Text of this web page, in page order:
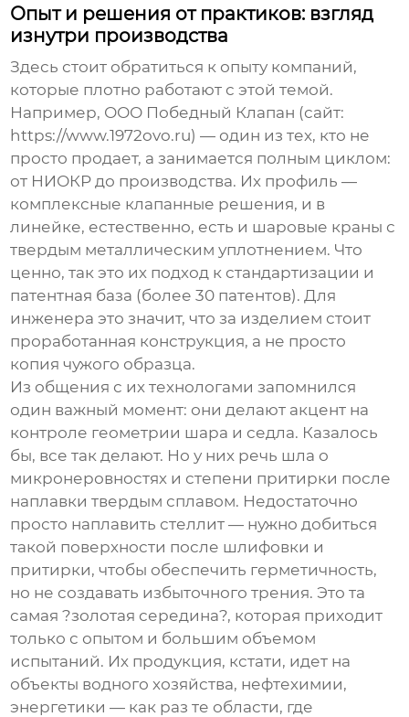
Опыт и решения от практиков: взгляд
изнутри производства
Здесь стоит обратиться к опыту компаний,
которые плотно работают с этой темой.
Например, ООО Победный Клапан (сайт:
https://www.1972ovo.ru) — один из тех, кто не
просто продает, а занимается полным циклом:
от НИОКР до производства. Их профиль —
комплексные клапанные решения, и в
линейке, естественно, есть и шаровые краны с
твердым металлическим уплотнением. Что
ценно, так это их подход к стандартизации и
патентная база (более 30 патентов). Для
инженера это значит, что за изделием стоит
проработанная конструкция, а не просто
копия чужого образца.
Из общения с их технологами запомнился
один важный момент: они делают акцент на
контроле геометрии шара и седла. Казалось
бы, все так делают. Но у них речь шла о
микронеровностях и степени притирки после
наплавки твердым сплавом. Недостаточно
просто наплавить стеллит — нужно добиться
такой поверхности после шлифовки и
притирки, чтобы обеспечить герметичность,
но не создавать избыточного трения. Это та
самая ?золотая середина?, которая приходит
только с опытом и большим объемом
испытаний. Их продукция, кстати, идет на
объекты водного хозяйства, нефтехимии,
энергетики — как раз те области, где